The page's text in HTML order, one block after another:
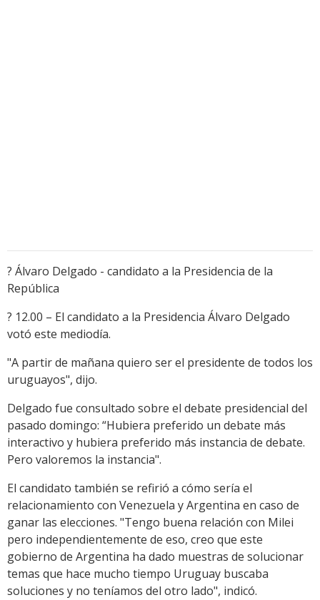
? Álvaro Delgado - candidato a la Presidencia de la
República
? 12.00 – El candidato a la Presidencia Álvaro Delgado
votó este mediodía.
"A partir de mañana quiero ser el presidente de todos los
uruguayos", dijo.
Delgado fue consultado sobre el debate presidencial del
pasado domingo: “Hubiera preferido un debate más
interactivo y hubiera preferido más instancia de debate.
Pero valoremos la instancia".
El candidato también se refirió a cómo sería el
relacionamiento con Venezuela y Argentina en caso de
ganar las elecciones. "Tengo buena relación con Milei
pero independientemente de eso, creo que este
gobierno de Argentina ha dado muestras de solucionar
temas que hace mucho tiempo Uruguay buscaba
soluciones y no teníamos del otro lado", indicó.